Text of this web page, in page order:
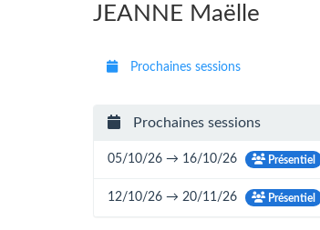
JEANNE Maëlle
Prochaines sessions
Prochaines sessions
05/10/26 → 16/10/26 Présentiel
12/10/26 → 20/11/26 Présentiel